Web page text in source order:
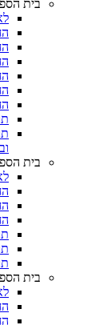
בית
בית
בית